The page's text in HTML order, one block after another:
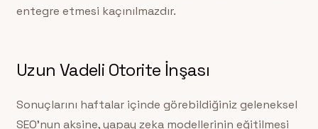
entegre etmesi kaçınılmazdır.
Uzun Vadeli Otorite İnşası
Sonuçlarını haftalar içinde görebildiğiniz geleneksel
SEO’nun aksine, yapay zeka modellerinin eğitilmesi